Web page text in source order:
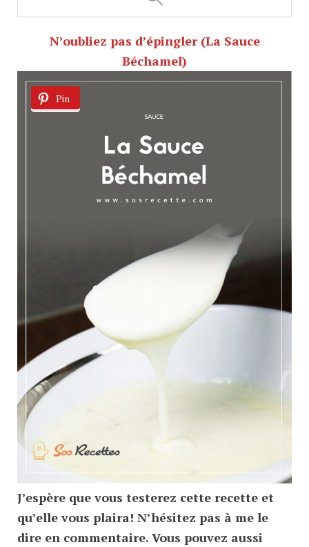
N’oubliez pas d’épingler (La Sauce
Béchamel)
Pin
J’espère que vous testerez cette recette et
qu’elle vous plaira! N’hésitez pas à me le
dire en commentaire. Vous pouvez aussi